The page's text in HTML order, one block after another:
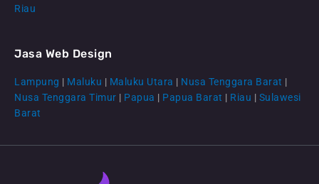
Riau
Jasa Web Design
Lampung | Maluku | Maluku Utara | Nusa Tenggara Barat |
Nusa Tenggara Timur | Papua | Papua Barat | Riau | Sulawesi
Barat